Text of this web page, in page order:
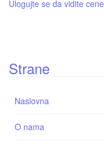
Ulogujte se da vidite cene
Strane
Naslovna
O nama